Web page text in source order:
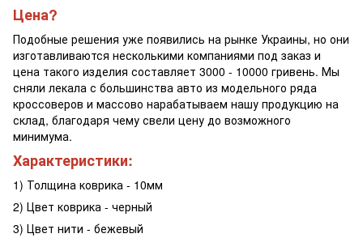
Цена?
Подобные решения уже появились на рынке Украины, но они
изготавливаются несколькими компаниями под заказ и
цена такого изделия составляет 3000 - 10000 гривень. Мы
сняли лекала с большинства авто из модельного ряда
кроссоверов и массово нарабатываем нашу продукцию на
склад, благодаря чему свели цену до возможного
минимума.
Характеристики:
1) Толщина коврика - 10мм
2) Цвет коврика - черный
3) Цвет нити - бежевый